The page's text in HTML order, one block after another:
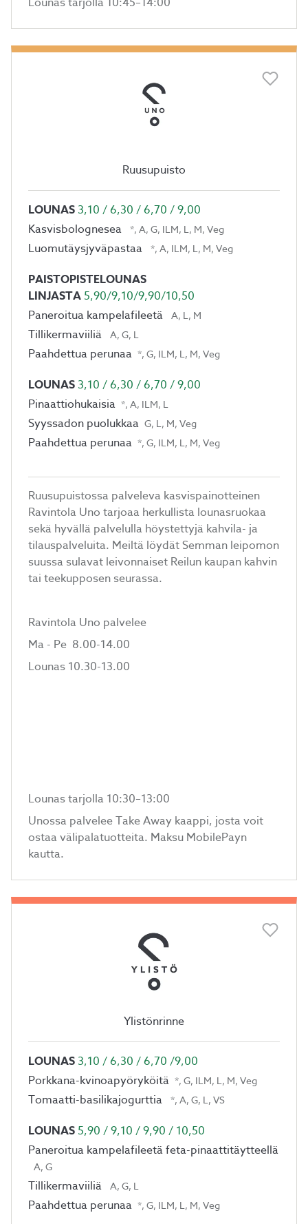
Lounas tarjolla 10:45–14:00
Ruusupuisto
LOUNAS 3,10 / 6,30 / 6,70 / 9,00
Kasvisbolognesea
*, A, G, ILM, L, M, Veg
Luomutäysjyväpastaa *, A, ILM, L, M, Veg
PAISTOPISTELOUNAS
LINJASTA 5,90/9,10/9,90/10,50
Paneroitua kampelafileetä
A, L, M
Tillikermaviiliä A, G, L
Paahdettua perunaa *, G, ILM, L, M, Veg
LOUNAS 3,10 / 6,30 / 6,70 / 9,00
Pinaattiohukaisia *, A, ILM, L
Syyssadon puolukkaa G, L, M, Veg
Paahdettua perunaa *, G, ILM, L, M, Veg
Ruusupuistossa palveleva kasvispainotteinen
Ravintola Uno tarjoaa herkullista lounasruokaa
sekä hyvällä palvelulla höystettyjä kahvila- ja
tilauspalveluita. Meiltä löydät Semman leipomon
suussa sulavat leivonnaiset Reilun kaupan kahvin
tai teekupposen seurassa.
Ravintola Uno palvelee
Ma - Pe 8.00-14.00
Lounas 10.30-13.00
Lounas tarjolla 10:30–13:00
Unossa palvelee Take Away kaappi, josta voit
ostaa välipalatuotteita. Maksu MobilePayn
kautta.
Ylistönrinne
LOUNAS 3,10 / 6,30 / 6,70 /9,00
Porkkana-kvinoapyöryköitä *, G, ILM, L, M, Veg
Tomaatti-basilikajogurttia *, A, G, L, VS
LOUNAS 5,90 / 9,10 / 9,90 / 10,50
Paneroitua kampelafileetä feta-pinaattitäytteellä
A, G
Tillikermaviiliä A, G, L
Paahdettua perunaa *, G, ILM, L, M, Veg